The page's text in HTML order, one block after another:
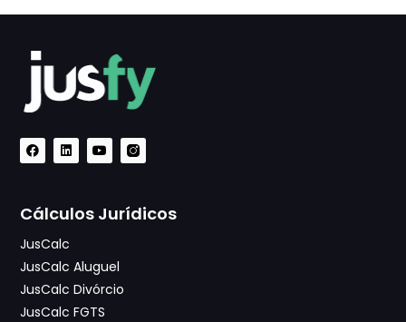
Cálculos Jurídicos
JusCalc
JusCalc Aluguel
JusCalc Divórcio
JusCalc FGTS